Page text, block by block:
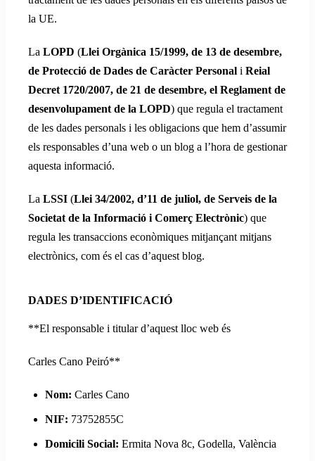
la UE.
La LOPD (Llei Orgànica 15/1999, de 13 de desembre,
de Protecció de Dades de Caràcter Personal i Reial
Decret 1720/2007, de 21 de desembre, el Reglament de
desenvolupament de la LOPD) que regula el tractament
de les dades personals i les obligacions que hem d’assumir
els responsables d’una web o un blog a l’hora de gestionar
aquesta informació.
La LSSI (Llei 34/2002, d’11 de juliol, de Serveis de la
Societat de la Informació i Comerç Electrònic) que
regula les transaccions econòmiques mitjançant mitjans
electrònics, com és el cas d’aquest blog.
DADES D’IDENTIFICACIÓ
**El responsable i titular d’aquest lloc web és
Carles Cano Peiró**
Nom: Carles Cano
NIF: 73752855C
Domicili Social: Ermita Nova 8c, Godella, València